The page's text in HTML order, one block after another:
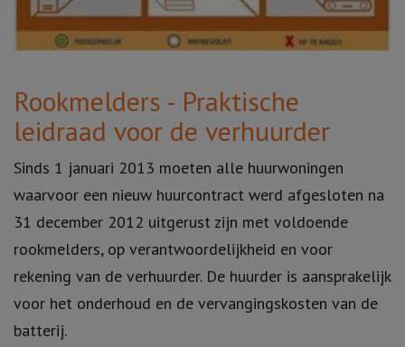
Rookmelders - Praktische
leidraad voor de verhuurder
Sinds 1 januari 2013 moeten alle huurwoningen
waarvoor een nieuw huurcontract werd afgesloten na
31 december 2012 uitgerust zijn met voldoende
rookmelders, op verantwoordelijkheid en voor
rekening van de verhuurder. De huurder is aansprakelijk
voor het onderhoud en de vervangingskosten van de
batterij.